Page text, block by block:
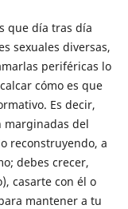
que día tras día
sexuales diversas,
periféricas lo
cómo es que
Es decir,
marginadas del
reconstruyendo, a
debes crecer,
casarte con él o
mantener a tu